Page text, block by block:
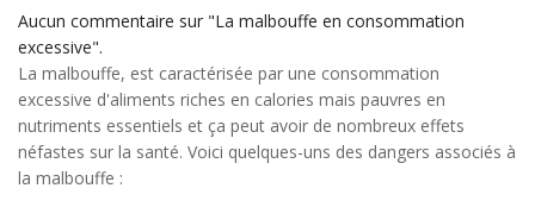
Aucun commentaire sur "La malbouffe en consommation
excessive".
La malbouffe, est caractérisée par une consommation
excessive d'aliments riches en calories mais pauvres en
nutriments essentiels et ça peut avoir de nombreux effets
néfastes sur la santé. Voici quelques-uns des dangers associés à
la malbouffe :